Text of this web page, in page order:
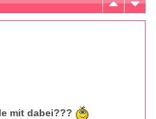
mit dabei???